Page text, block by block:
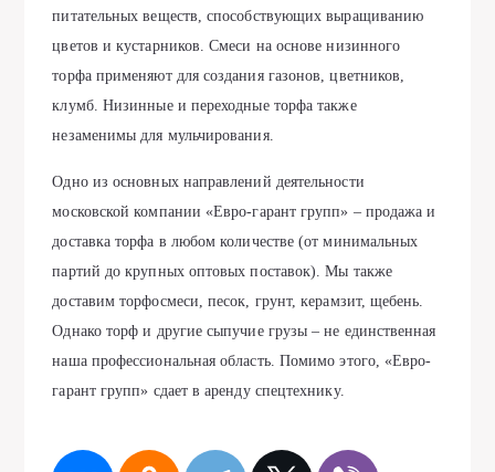
питательных веществ, способствующих выращиванию
цветов и кустарников. Смеси на основе низинного
торфа применяют для создания газонов, цветников,
клумб. Низинные и переходные торфа также
незаменимы для мульчирования.
Одно из основных направлений деятельности
московской компании «Евро-гарант групп» – продажа и
доставка торфа в любом количестве (от минимальных
партий до крупных оптовых поставок). Мы также
доставим торфосмеси, песок, грунт, керамзит, щебень.
Однако торф и другие сыпучие грузы – не единственная
наша профессиональная область. Помимо этого, «Евро-
гарант групп» сдает в аренду спецтехнику.